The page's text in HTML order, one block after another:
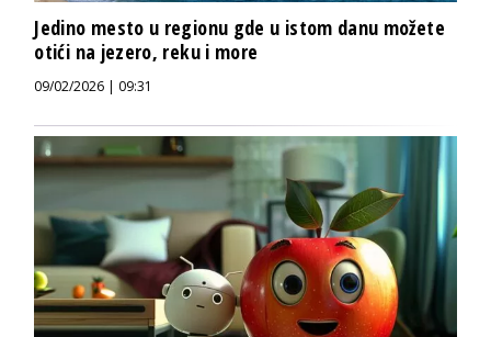
Jedino mesto u regionu gde u istom danu možete
otići na jezero, reku i more
09/02/2026 | 09:31